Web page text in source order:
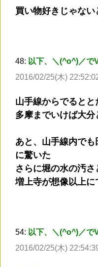
買い物好きじゃな
48: 以下、＼(^o^)／で
2016/02/25(木)
山手線からでると
多摩までいけば大
あと、山手線内で
に驚いた
さらに堀の水の汚さ
増上寺が想像以上
54: 以下、＼(^o^)／で
2016/02/25(木)